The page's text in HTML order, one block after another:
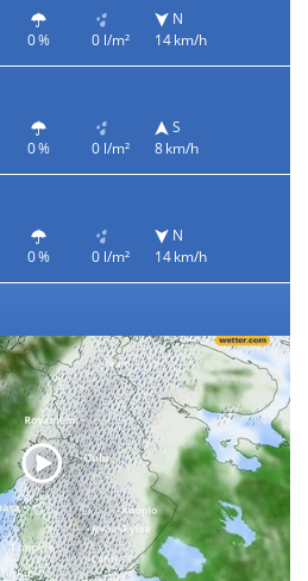
0 % 0 l/m²
N
14 km/h
0 % 0 l/m²
S
8 km/h
0 % 0 l/m²
N
14 km/h